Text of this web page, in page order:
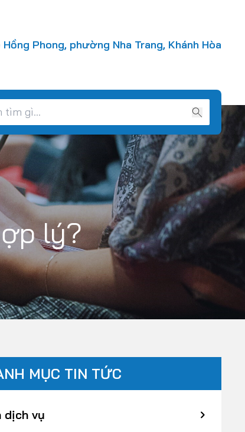
Phong, phường Nha Trang, Khánh Hòa
lý?
MỤC TIN TỨC
dịch vụ